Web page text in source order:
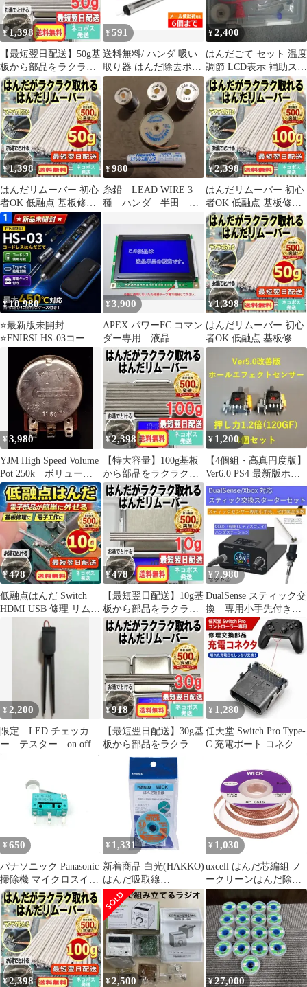
¥ 1,398
【最短翌日配送】50g基
板から部品をラクラク
外せる！はんだリムー
バー05t043
¥591
送料無料/ ハンダ 吸い
取り器 はんだ除去ポン
プ 片手 で扱いやすい
すっぽんスッポン と吸
い取り DIY 作業工具
¥2,400
はんだごて セット 温度
調節 LCD表示 補助スタ
ンド付き 電子工作
¥1,398
はんだリムーバー 初心
者OK 低融点 基板修理
部品取り外し 50g05t043
¥980
糸鉛 LEAD WIRE 3
種 ハンダ 半田 フ
¥2,398
はんだリムーバー 初心
者OK 低融点 基板修理
部品取り外し
100g10u032
¥10,980
⭐最新版未開封
⭐FNIRSI HS-03コード
USB-C
¥3,900
APEX パワーFC コマン
ダー専用 液晶
（LCD）単品
¥1,398
はんだリムーバー 初心
者OK 低融点 基板修理
部品取り外し 50g05t044
¥3,980
YJM High Speed Volume
Pot 250k ボリューム
ポット
¥2,398
【特大容量】100g基板
から部品をラクラク外
せる！はんだリムーバ
ー 10u032
¥ 1,200
【4個組・高真円度版】
Ver6.0 PS4 最新版ホー
ルエフェクト・誤爆抑
制
¥478
低融点はんだ Switch
HDMI USB 修理 リムー
バー10g01r219
¥478
【最短翌日配送】10g基
板から部品をラクラク
外せる！はんだリムー
バー01r217
¥ 7,980
DualSense スティック交
換 専用小手先付き
ハンダステーション
②
¥2,200
限定 LED チェッカ
ー テスター on off
付 自作 LED 打ち替
¥918
【最短翌日配送】30g基
板から部品をラクラク
外せる！はんだリムー
バー03s157
¥ 1,280
任天堂 Switch Pro Type-
C 充電ポート コネクタ
¥ 650
パナソニック Panasonic
掃除機 マイクロスイッ
チ ABJ151460 東芝 クリ
ーナー サイクロン掃除
機 回転ヘッド
¥ 1,331
新着商品 白光(HAKKO)
はんだ吸取線
3mm×1.5m ハロゲンフ
リーフラックス 無洗浄
タイプ FR551-3015-J
¥ 1,030
uxcell はんだ芯編組 ノ
ークリーンはんだ除去
芯編組 幅3.5 mm 長さ
1.5 M はんだ付け電気
部品の取り外し用 1個
¥2,398 ¥2,500 ¥27,000